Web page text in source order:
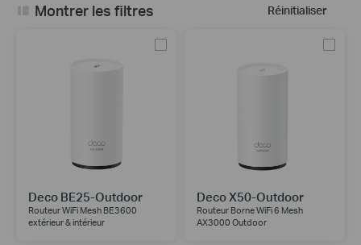
Réinitialiser
Montrer les filtres
Deco BE25-Outdoor
Routeur WiFi Mesh BE3600
extérieur & intérieur
Deco X50-Outdoor
Routeur Borne WiFi 6 Mesh
AX3000 Outdoor